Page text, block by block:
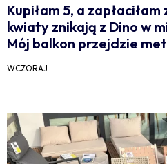
Kupiłam 5, a zapłaciłam
kwiaty znikają z Dino w
Mój balkon przejdzie
WCZORAJ